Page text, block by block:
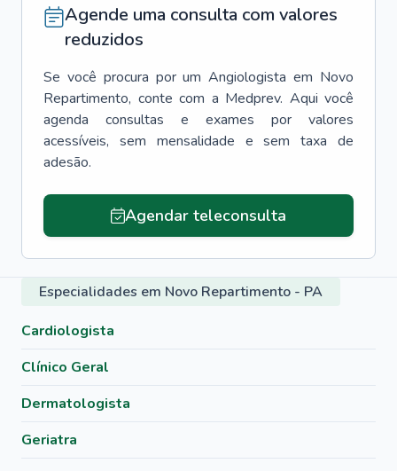
Agende uma consulta com valores
reduzidos
Se você procura por um Angiologista em Novo
Repartimento, conte com a Medprev. Aqui você
agenda consultas e exames por valores
acessíveis, sem mensalidade e sem taxa de
adesão.
Agendar teleconsulta
Especialidades em Novo Repartimento - PA
Cardiologista
Clínico Geral
Dermatologista
Geriatra